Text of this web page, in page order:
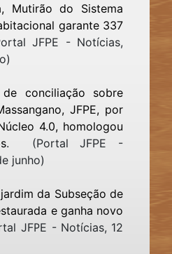
Mutirão do Sistema
garante 337
JFPE - Notícias,
conciliação sobre
JFPE, por
4.0, homologou
. (Portal JFPE -
junho)
da Subseção de
e ganha novo
JFPE - Notícias, 12